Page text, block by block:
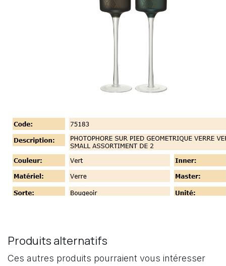
Produits alternatifs
Ces autres produits pourraient vous intéresser